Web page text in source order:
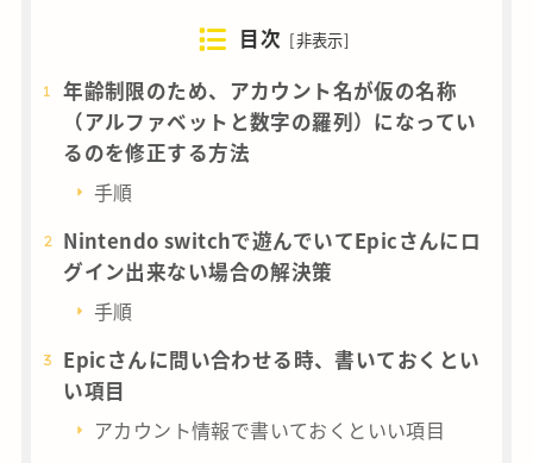
目次 [非表示]
年齢制限のため、アカウント名が仮の名称
（アルファベットと数字の羅列）になってい
るのを修正する方法
手順
Nintendo switchで遊んでいてEpicさんにロ
グイン出来ない場合の解決策
手順
Epicさんに問い合わせる時、書いておくとい
い項目
アカウント情報で書いておくといい項目